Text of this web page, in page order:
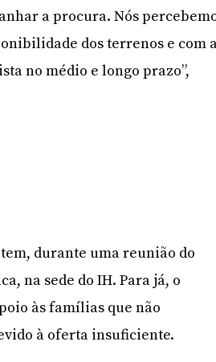
a procura. Nós
dos terrenos e com
no médio e longo prazo”,
durante uma reunião do
na sede do IH. Para já, o
às famílias que não
à oferta insuficiente.